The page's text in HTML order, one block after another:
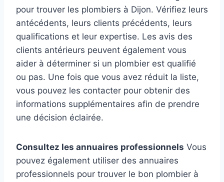
électriques, ordinateurs, compteurs de gaz,
compteurs d'eau et logistique
pour trouver les plombiers à Dijon. Vérifiez leurs
antécédents, leurs clients précédents, leurs
qualifications et leur expertise. Les avis des
clients antérieurs peuvent également vous
aider à déterminer si un plombier est qualifié
ou pas. Une fois que vous avez réduit la liste,
vous pouvez les contacter pour obtenir des
informations supplémentaires afin de prendre
une décision éclairée.
Consultez les annuaires professionnels Vous
pouvez également utiliser des annuaires
professionnels pour trouver le bon plombier à